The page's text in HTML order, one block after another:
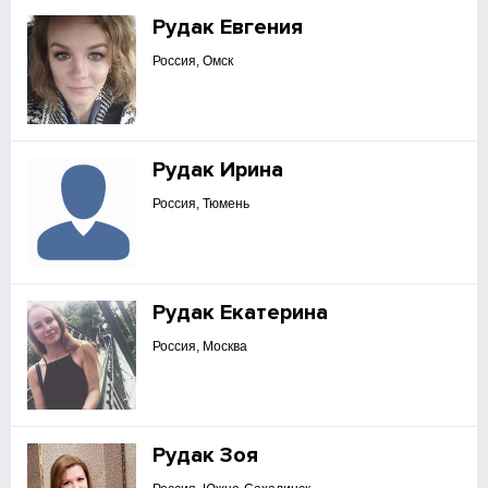
Рудак Евгения
Россия, Омск
Рудак Ирина
Россия, Тюмень
Рудак Екатерина
Россия, Москва
Рудак Зоя